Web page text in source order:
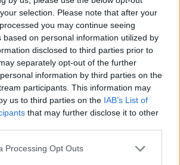
selection. Please note that after your
you may continue seeing
based on personal information utilized by
disclosed to third parties prior to
separately opt-out of the further
information by third parties on the
participants. This information may
us to third parties on the IAB’s List of
that may further disclose it to other
website/app uses one or more Google
Processing Opt Outs